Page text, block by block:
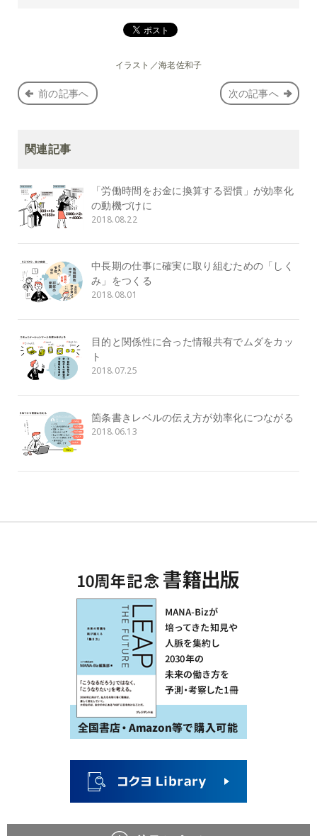
イラスト／海老佐和子
前の記事へ 次の記事へ
関連記事
「労働時間をお金に換算する習慣」が効率化
の動機づけに
2018.08.22
中長期の仕事に確実に取り組むための「しく
み」をつくる
2018.08.01
目的と関係性に合った情報共有でムダをカッ
ト
2018.07.25
箇条書きレベルの伝え方が効率化につながる
2018.06.13